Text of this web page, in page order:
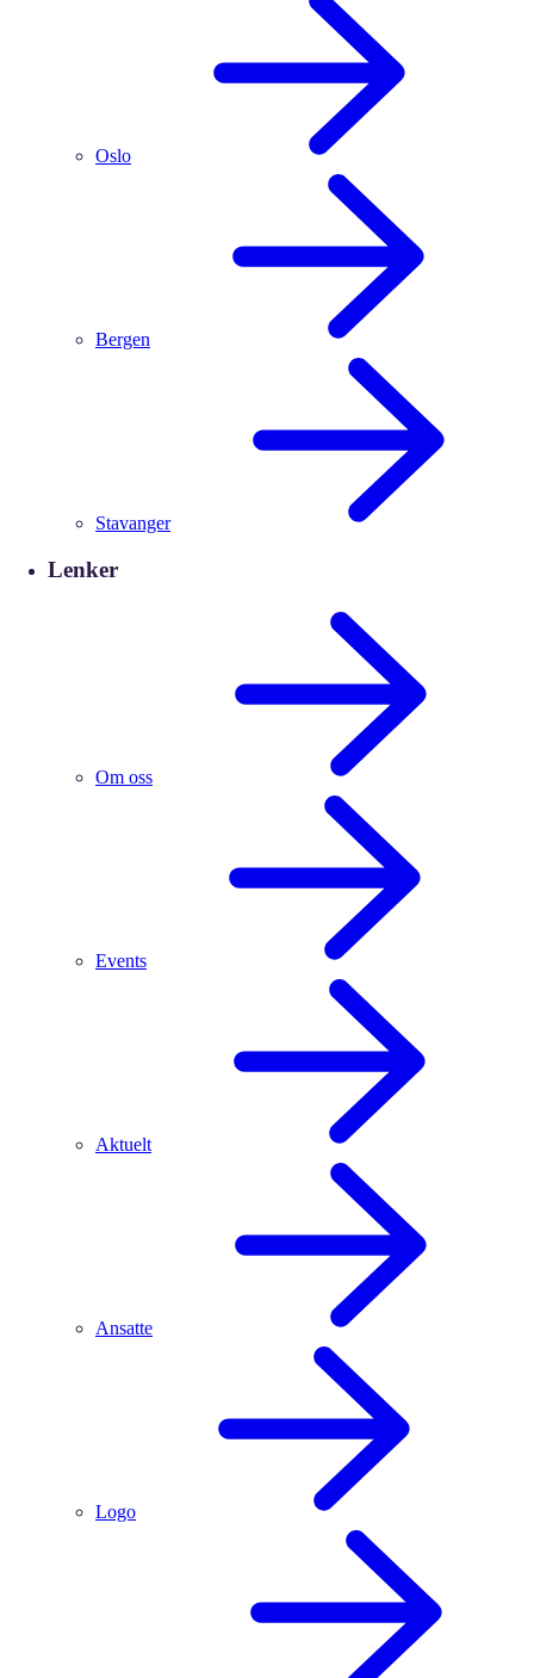
Oslo
Bergen
Stavanger
Lenker
Om oss
Events
Aktuelt
Ansatte
Logo